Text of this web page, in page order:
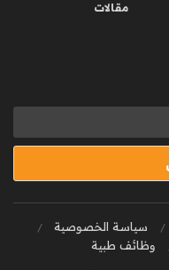
مقالات
سياسة الخصوصية
وظائف طبية